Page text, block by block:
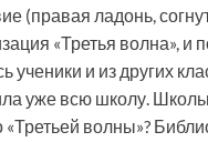
(правая ладонь,
«Третья волна», и
ученики и из других
уже всю школу.
волны»?